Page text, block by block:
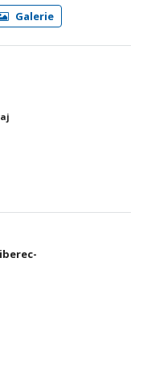
Galerie